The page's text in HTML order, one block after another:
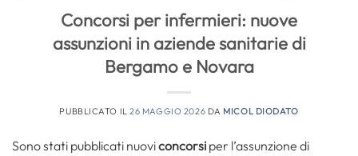
Concorsi per infermieri: nuove
assunzioni in aziende sanitarie di
Bergamo e Novara
PUBBLICATO IL26 MAGGIO 2026 DA MICOL DIODATO
Sono stati pubblicati nuoviconcorsi per l’assunzione di